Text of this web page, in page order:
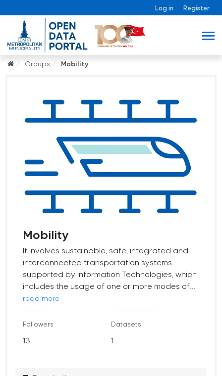
Log in Register
Groups Mobility
Mobility
It involves sustainable, safe, integrated and
interconnected transportation systems
supported by Information Technologies, which
includes the usage of one or more modes of...
read more
Followers
13
Datasets
1